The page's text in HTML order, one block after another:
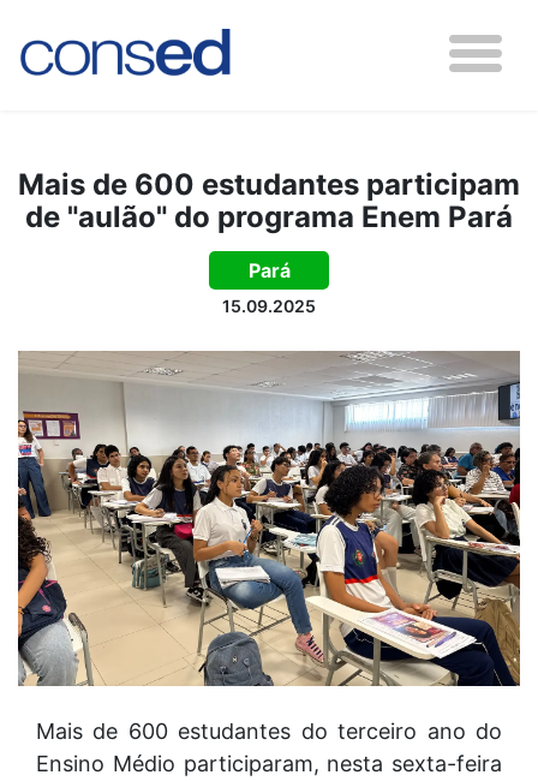
Mais de 600 estudantes participam
de "aulão" do programa Enem Pará
Pará
15.09.2025
Mais de 600 estudantes do terceiro ano do
Ensino Médio participaram, nesta sexta-feira